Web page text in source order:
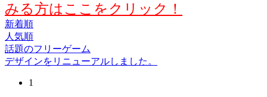
みる方はここをクリック！
新着順
人気順
話題のフリーゲーム
デザインをリニューアルしました。
1